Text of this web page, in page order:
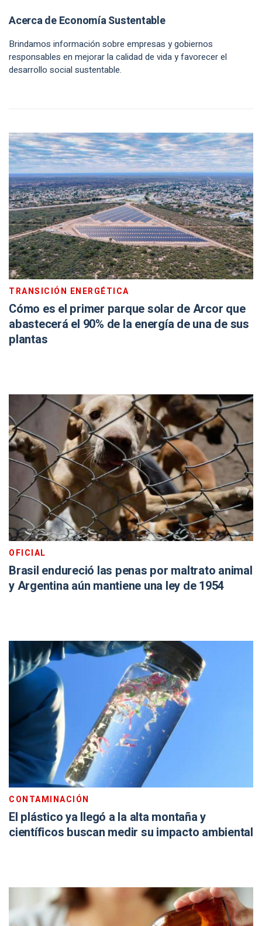
Acerca de Economía Sustentable
Brindamos información sobre empresas y gobiernos
responsables en mejorar la calidad de vida y favorecer el
desarrollo social sustentable.
TRANSICIÓN ENERGÉTICA
Cómo es el primer parque solar de Arcor que
abastecerá el 90% de la energía de una de sus
plantas
OFICIAL
Brasil endureció las penas por maltrato animal
y Argentina aún mantiene una ley de 1954
CONTAMINACIÓN
El plástico ya llegó a la alta montaña y
científicos buscan medir su impacto ambiental